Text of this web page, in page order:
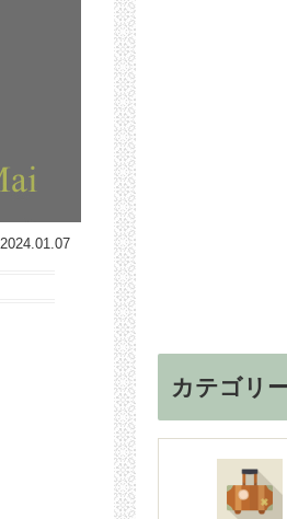
2024.01.07
カテゴリ